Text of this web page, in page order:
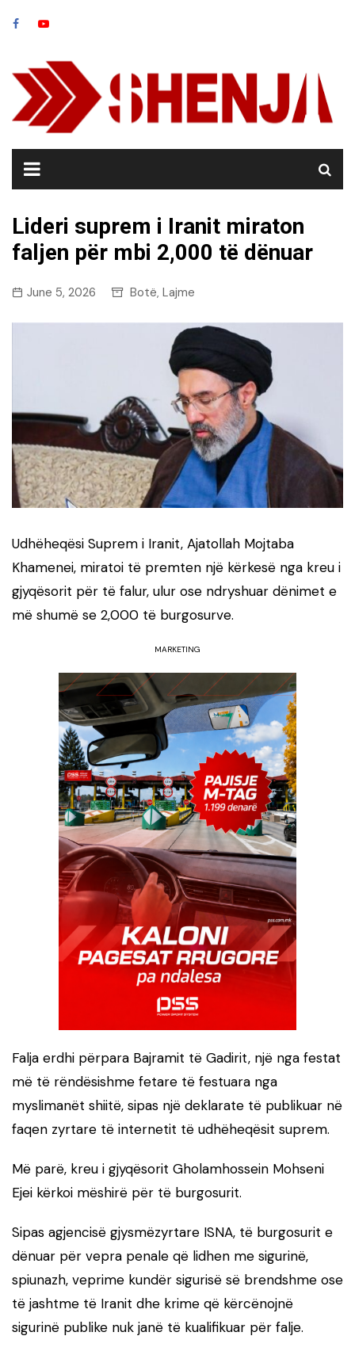
Lideri suprem i Iranit miraton
faljen për mbi 2,000 të dënuar
June 5, 2026 Botë, Lajme
Udhëheqësi Suprem i Iranit, Ajatollah Mojtaba
Khamenei, miratoi të premten një kërkesë nga kreu i
gjyqësorit për të falur, ulur ose ndryshuar dënimet e
më shumë se 2,000 të burgosurve.
MARKETING
Falja erdhi përpara Bajramit të Gadirit, një nga festat
më të rëndësishme fetare të festuara nga
myslimanët shiitë, sipas një deklarate të publikuar në
faqen zyrtare të internetit të udhëheqësit suprem.
Më parë, kreu i gjyqësorit Gholamhossein Mohseni
Ejei kërkoi mëshirë për të burgosurit.
Sipas agjencisë gjysmëzyrtare ISNA, të burgosurit e
dënuar për vepra penale që lidhen me sigurinë,
spiunazh, veprime kundër sigurisë së brendshme ose
të jashtme të Iranit dhe krime që kërcënojnë
sigurinë publike nuk janë të kualifikuar për falje.